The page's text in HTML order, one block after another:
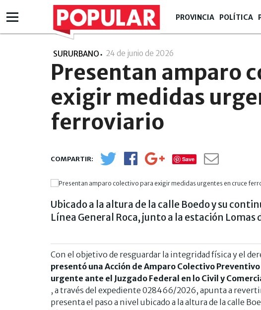
PROVINCIA POLÍTICA
SURURBANO 24 de junio de 2026
Presentan amparo
exigir medidas
ferroviario
Save
Ubicado a la altura de la calle Boedo y su
Línea General Roca, junto a la estación Lomas
Con el objetivo de resguardar la integridad física y el
presentó una Acción de Amparo Colectivo
urgente ante el Juzgado Federal en lo Civil y
, a través del expediente 028466/2026, apunta a
presenta el paso a nivel ubicado a la altura de la calle